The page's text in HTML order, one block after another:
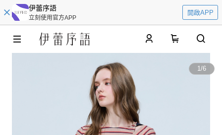
伊蕾序語
立刻使用官方APP
開啟APP
1/6